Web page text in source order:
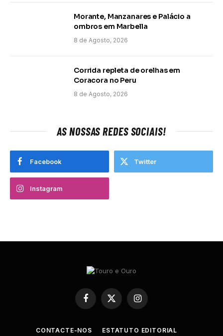
Morante, Manzanares e Palácio a
ombros em Marbella
8 de Agosto, 2026
Corrida repleta de orelhas em
Coracora no Peru
8 de Agosto, 2026
AS NOSSAS REDES SOCIAIS!
Facebook Twitter
Instagram
Facebook
X
(Twitter)
Instagram
CONTACTE-NOS ESTATUTO EDITORIAL